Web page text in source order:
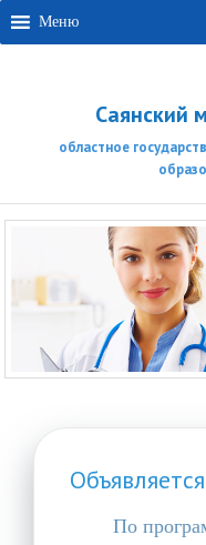
Меню
Саянский
областное
По